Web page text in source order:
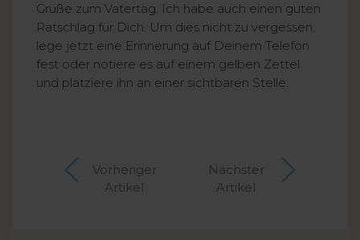
Grüße zum Vatertag. Ich habe auch einen guten
Ratschlag für Dich. Um dies nicht zu vergessen,
lege jetzt eine Erinnerung auf Deinem Telefon
fest oder notiere es auf einem gelben Zettel
und platziere ihn an einer sichtbaren Stelle.
Vorheriger
Artikel
Nächster
Artikel